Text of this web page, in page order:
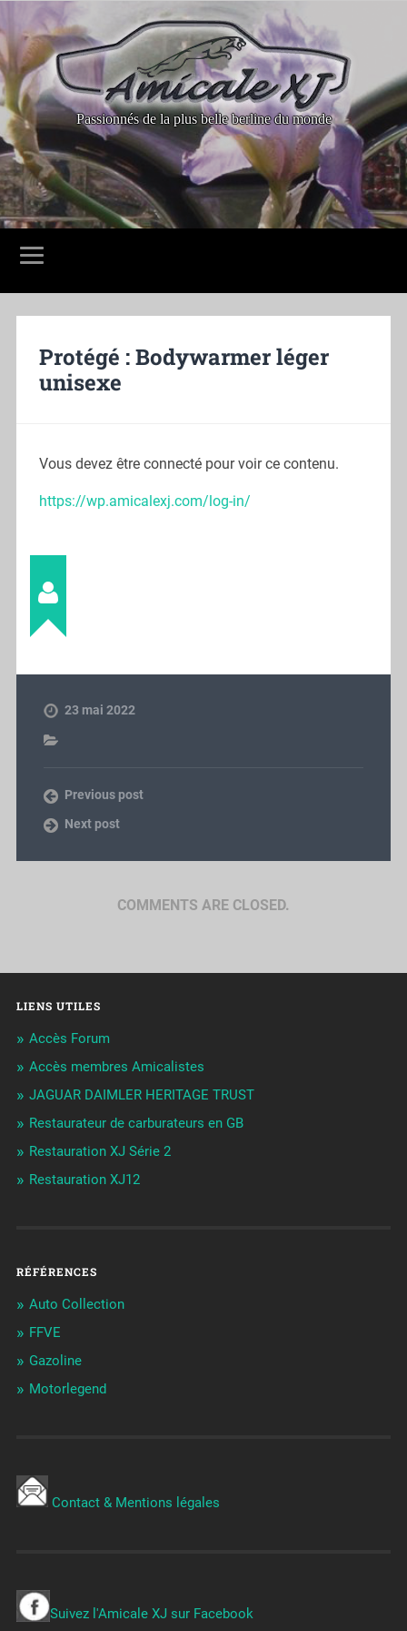
Passionnés de la plus belle berline du monde
Protégé : Bodywarmer léger
unisexe
Vous devez être connecté pour voir ce contenu.
https://wp.amicalexj.com/log-in/
23 mai 2022
Previous post
Next post
COMMENTS ARE CLOSED.
LIENS UTILES
Accès Forum
Accès membres Amicalistes
JAGUAR DAIMLER HERITAGE TRUST
Restaurateur de carburateurs en GB
Restauration XJ Série 2
Restauration XJ12
RÉFÉRENCES
Auto Collection
FFVE
Gazoline
Motorlegend
Contact & Mentions légales
Suivez l'Amicale XJ sur Facebook